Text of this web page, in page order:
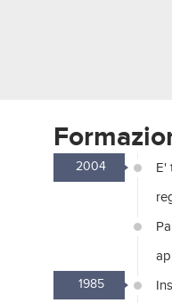
2004
E'
1985